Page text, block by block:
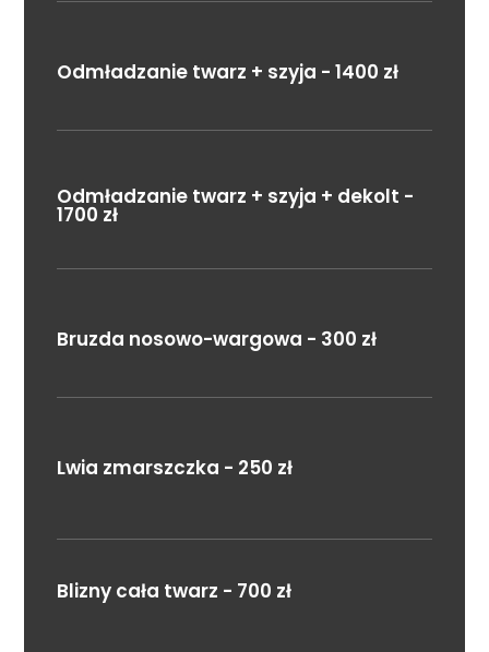
Odmładzanie twarz + szyja - 1400 zł
Odmładzanie twarz + szyja + dekolt -
1700 zł
Bruzda nosowo-wargowa - 300 zł
Lwia zmarszczka - 250 zł
Blizny cała twarz - 700 zł